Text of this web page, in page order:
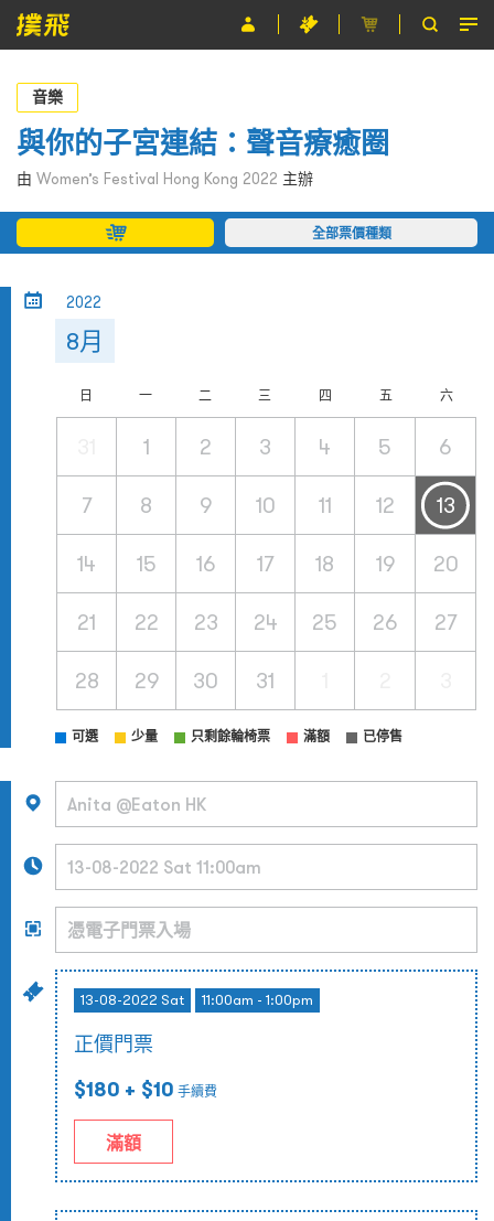
節目
主辦單位
關於撲飛
條款及細則
音樂
與你的子宮連結：聲音療癒圈
由 Women’s Festival Hong Kong 2022 主辦
全部票價種類
2022
8月
日 一 二 三 四 五 六
1 2 3 4 5 6
7 8 9 10 11 12 13
14 15 16 17 18 19 20
21 22 23 24 25 26 27
28 29 30 31
可選 少量 只剩餘輪椅票 滿額 已停售
13-08-2022 Sat 11:00am - 1:00pm
正價門票
$180 + $10 手續費
滿額